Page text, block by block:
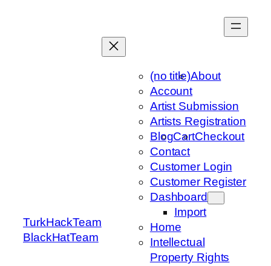
TurkHackTeam
BlackHatTeam
(no title)About
Account
Artist Submission
Artists Registration
BlogCartCheckout
Contact
Customer Login
Customer Register
Dashboard
Import
Home
Intellectual
Property Rights